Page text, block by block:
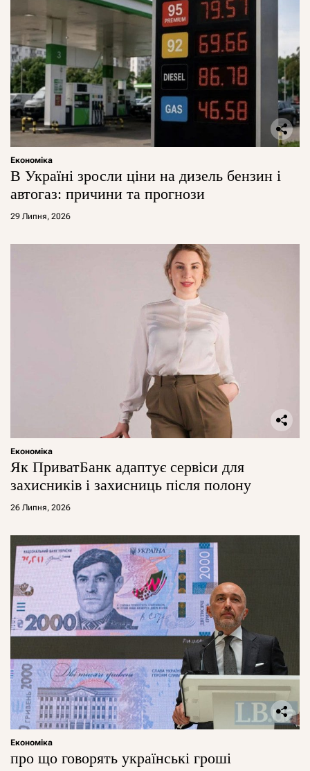
Економіка
В Україні зросли ціни на дизель бензин і
автогаз: причини та прогнози
29 Липня, 2026
Економіка
Як ПриватБанк адаптує сервіси для
захисників і захисниць після полону
26 Липня, 2026
Економіка
про що говорять українські гроші